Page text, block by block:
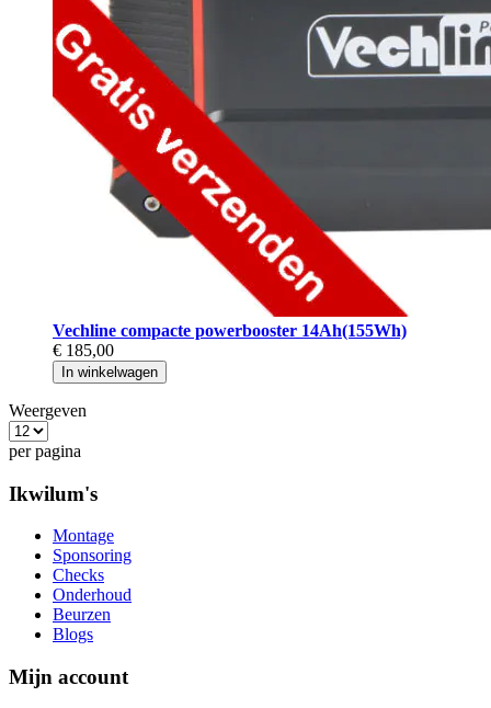
Vechline compacte powerbooster 14Ah(155Wh)
€ 185,00
In winkelwagen
Weergeven
per pagina
Ikwilum's
Montage
Sponsoring
Checks
Onderhoud
Beurzen
Blogs
Mijn account